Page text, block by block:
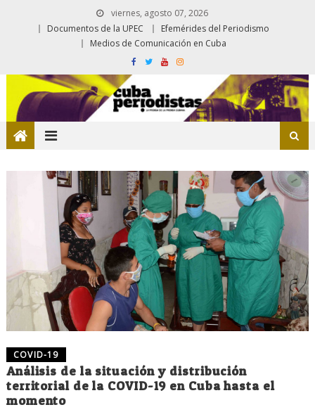
viernes, agosto 07, 2026
Documentos de la UPEC
Efemérides del Periodismo
Medios de Comunicación en Cuba
COVID-19
Análisis de la situación y distribución
territorial de la COVID-19 en Cuba hasta el
momento